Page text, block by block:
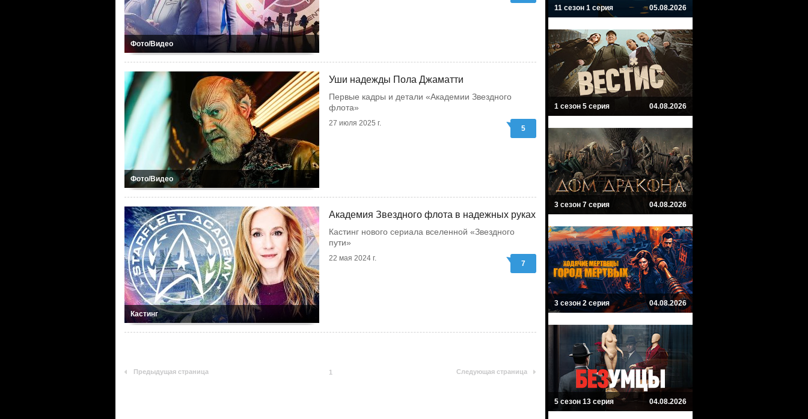
Фото/Видео
Фото/Видео
Уши надежды Пола Джаматти
Первые кадры и детали «Академии Звездного
флота»
27 июля 2025 г.
5
Кастинг
Академия Звездного флота в надежных руках
Кастинг нового сериала вселенной «Звездного
пути»
22 мая 2024 г.
7
Предыдущая страница 1 Следующая страница
11 сезон 1 серия 05.08.2026
1 сезон 5 серия 04.08.2026
3 сезон 7 серия 04.08.2026
3 сезон 2 серия 04.08.2026
5 сезон 13 серия 04.08.2026